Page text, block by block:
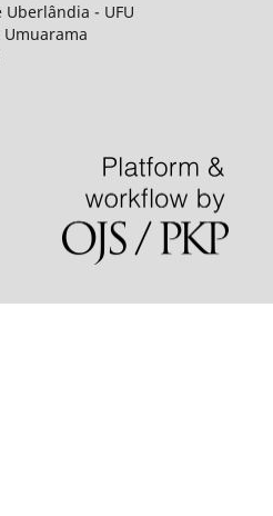
- UFU
Umuarama